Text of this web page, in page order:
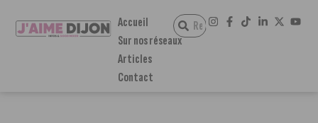
Accueil
Sur nos réseaux
Articles
Contact